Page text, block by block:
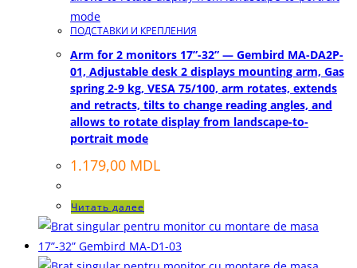
ПОДСТАВКИ И КРЕПЛЕНИЯ
Arm for 2 monitors 17”-32” — Gembird MA-DA2P-
01, Adjustable desk 2 displays mounting arm, Gas
spring 2-9 kg, VESA 75/100, arm rotates, extends
and retracts, tilts to change reading angles, and
allows to rotate display from landscape-to-
portrait mode
1.179,00 MDL
Читать далее